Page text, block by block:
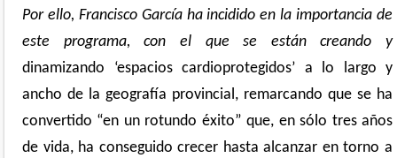
Por ello, Francisco García ha incidido en la importancia de
este programa, con el que se están creando y
dinamizando ‘espacios cardioprotegidos’ a lo largo y
ancho de la geografía provincial, remarcando que se ha
convertido “en un rotundo éxito” que, en sólo tres años
de vida, ha conseguido crecer hasta alcanzar en torno a